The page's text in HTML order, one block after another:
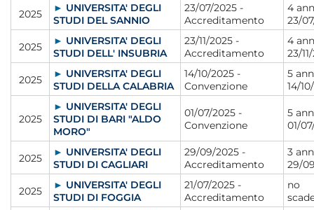
2025 ► UNIVERSITA' DEGLI
STUDI DEL SANNIO
23/07/2025 -
Accreditamento
4
23/
2025 ► UNIVERSITA' DEGLI
STUDI DELL' INSUBRIA
23/11/2025 -
Accreditamento
4
23/
2025 ► UNIVERSITA' DEGLI
STUDI DELLA CALABRIA
14/10/2025 -
Convenzione
5
14/
2025
► UNIVERSITA' DEGLI
STUDI DI BARI "ALDO
MORO"
01/07/2025 -
Convenzione
5
01/
2025 ► UNIVERSITA' DEGLI
STUDI DI CAGLIARI
29/09/2025 -
Accreditamento
3
29/
2025 ► UNIVERSITA' DEGLI
STUDI DI FOGGIA
21/07/2025 -
Accreditamento
no